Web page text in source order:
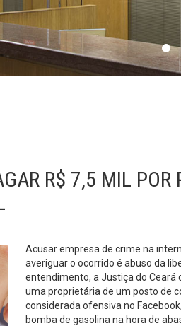
R$ 7,5 MIL POR
Acusar empresa de crime na
averiguar o ocorrido é abuso da
entendimento, a Justiça do Ceará
uma proprietária de um posto de
considerada ofensiva no
bomba de gasolina na hora de